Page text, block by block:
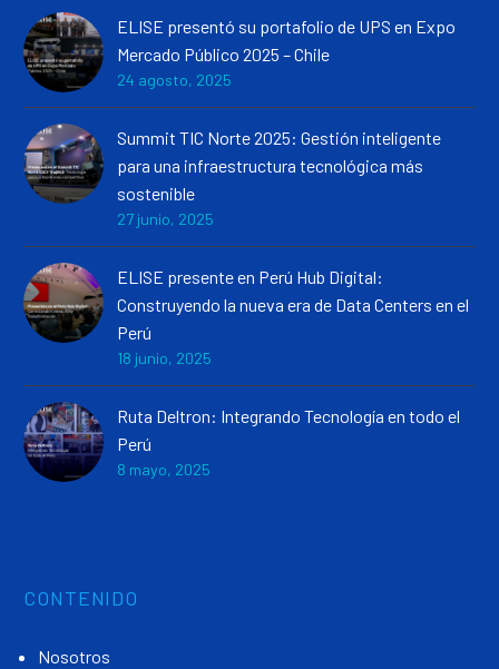
ELISE presentó su portafolio de UPS en Expo
Mercado Público 2025 – Chile
24 agosto, 2025
Summit TIC Norte 2025: Gestión inteligente
para una infraestructura tecnológica más
sostenible
27 junio, 2025
ELISE presente en Perú Hub Digital:
Construyendo la nueva era de Data Centers en el
Perú
18 junio, 2025
Ruta Deltron: Integrando Tecnología en todo el
Perú
8 mayo, 2025
CONTENIDO
Nosotros